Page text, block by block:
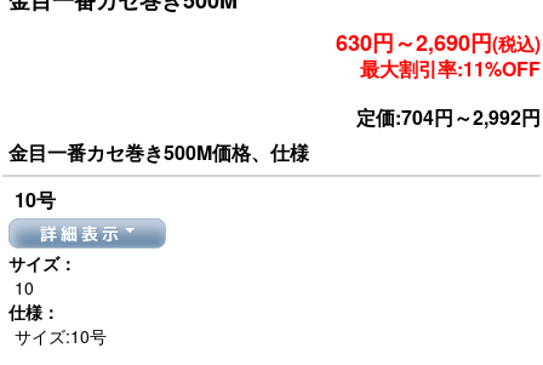
630円～2,690円(税込)
最大割引率:11%OFF
定価:704円～2,992円
金目一番カセ巻き500M価格、仕様
10号
詳細表示
サイズ：
10
仕様：
サイズ:10号